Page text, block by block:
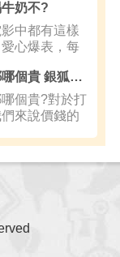
奶不?
中都有這樣
心爆表，每
銀狐犬和薩摩耶哪個貴 銀狐價錢相對較高
個貴?對於打
來說價錢的